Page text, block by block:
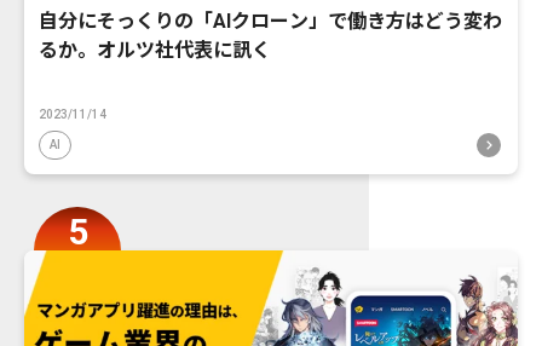
自分にそっくりの「AIクローン」で働き方はどう変わ
るか。オルツ社代表に訊く
2023/11/14
AI